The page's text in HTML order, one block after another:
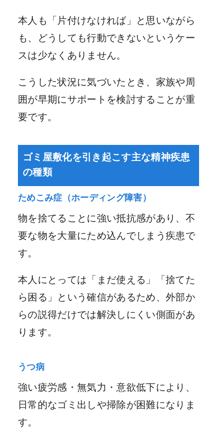
本人も「片付けなければ」と思いながら
も、どうしても行動できないというケー
スは少なくありません。
こうした状況に気づいたとき、家族や周
囲が早期にサポートを検討することが重
要です。
ゴミ屋敷化を引き起こす主な精神疾患
の種類
ためこみ症（ホーディング障害）
物を捨てることに強い抵抗感があり、不
要な物を大量にため込んでしまう疾患で
す。
本人にとっては「まだ使える」「捨てた
ら困る」という確信があるため、外部か
らの説得だけでは解決しにくい側面があ
ります。
うつ病
強い疲労感・無気力・意欲低下により、
日常的なゴミ出しや掃除が困難になりま
す。